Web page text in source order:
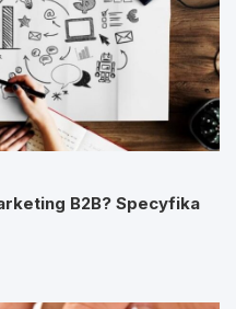
B2B? Specyfika